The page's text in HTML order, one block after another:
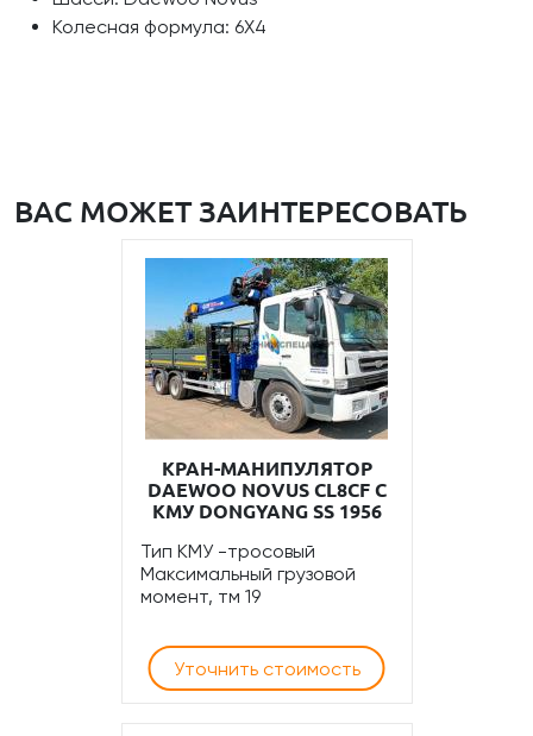
Колесная формула: 6Х4
ВАС МОЖЕТ ЗАИНТЕРЕСОВАТЬ
КРАН-МАНИПУЛЯТОР
DAEWOO NOVUS CL8CF С
КМУ DONGYANG SS 1956
Тип КМУ -тросовый
Максимальный грузовой
момент, тм 19
Уточнить стоимость